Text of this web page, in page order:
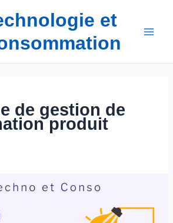
et
de gestion de
produit